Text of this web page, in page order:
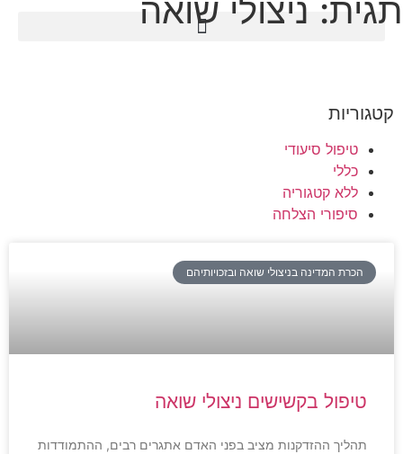
תגית: ניצולי שואה
קטגוריות
טיפול סיעודי
כללי
ללא קטגוריה
סיפורי הצלחה
הכרת המדינה בניצולי שואה ובזכויותיהם
טיפול בקשישים ניצולי שואה
תהליך ההזדקנות מציב בפני האדם אתגרים רבים, ההתמודדות